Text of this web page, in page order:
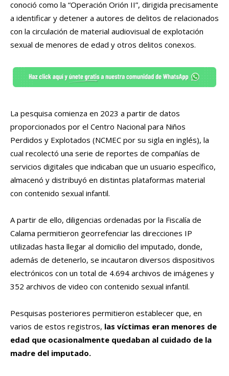
conoció como la “Operación Orión II”, dirigida precisamente
a identificar y detener a autores de delitos de relacionados
con la circulación de material audiovisual de explotación
sexual de menores de edad y otros delitos conexos.
La pesquisa comienza en 2023 a partir de datos
proporcionados por el Centro Nacional para Niños
Perdidos y Explotados (NCMEC por su sigla en inglés), la
cual recolectó una serie de reportes de compañías de
servicios digitales que indicaban que un usuario específico,
almacenó y distribuyó en distintas plataformas material
con contenido sexual infantil.
A partir de ello, diligencias ordenadas por la Fiscalía de
Calama permitieron georrefenciar las direcciones IP
utilizadas hasta llegar al domicilio del imputado, donde,
además de detenerlo, se incautaron diversos dispositivos
electrónicos con un total de 4.694 archivos de imágenes y
352 archivos de video con contenido sexual infantil.
Pesquisas posteriores permitieron establecer que, en
varios de estos registros, las víctimas eran menores de
edad que ocasionalmente quedaban al cuidado de la
madre del imputado.